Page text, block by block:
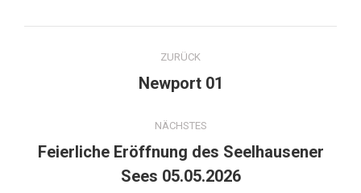
Kommentarnavigation
ZURÜCK
Vorheriger
Newport 01
NÄCHSTES
Nächster
Beitrag:
Feierliche Eröffnung des Seelhausener
Sees 05.05.2026